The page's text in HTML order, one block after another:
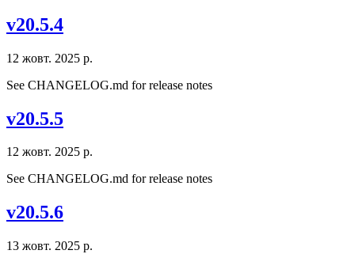
v20.5.4
12 жовт. 2025 р.
See CHANGELOG.md for release notes
v20.5.5
12 жовт. 2025 р.
See CHANGELOG.md for release notes
v20.5.6
13 жовт. 2025 р.